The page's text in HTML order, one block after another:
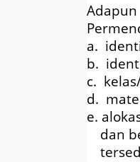
a.
b.
c.
d.
e.
dan